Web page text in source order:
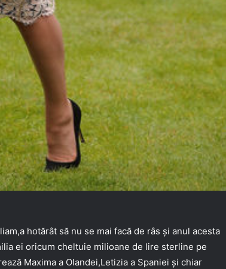
hotărât să nu se mai facă de râs și anul acesta
ei oricum cheltuie milioane de lire sterline pe
Maxima a Olandei,Letizia a Spaniei și chiar